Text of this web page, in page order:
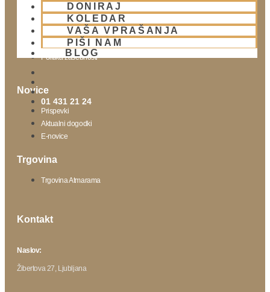
DONIRAJ
KOLEDAR
VAŠA VPRAŠANJA
PIŠI NAM
BLOG
01 431 21 24
Urnik templja
Nedeljsko srečanje
Parkiranje
Politika zasebnosti
Novice
Prispevki
Aktualni dogodki
E-novice
Trgovina
Trgovina Atmarama
Kontakt
Naslov:
Žibertova 27, Ljubljana